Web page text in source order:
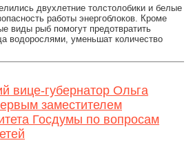
двухлетние толстолобики и белые
работы энергоблоков. Кроме
виды рыб помогут предотвратить
водорослями, уменьшат количество
вице-губернатор Ольга
заместителем
Госдумы по вопросам